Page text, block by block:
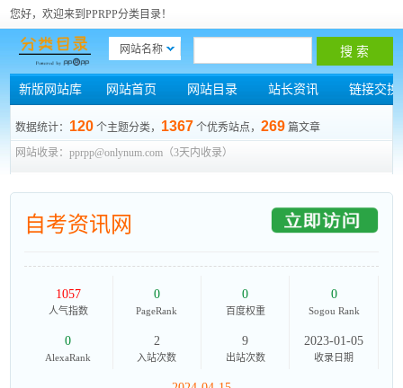
您好，欢迎来到PPRPP分类目录！
网站名称
新版网站库 网站首页 网站目录 站长资讯 链接交换
数据统计： 120 个主题分类， 1367 个优秀站点，269 篇文章
网站收录：pprpp@onlynum.com（3天内收录）
自考资讯网
1057
人气指数
0
PageRank
0
百度权重
0
Sogou Rank
0
AlexaRank
2
入站次数
9
出站次数
2023-01-05
收录日期